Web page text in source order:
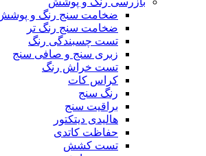
ضخامت سنج رنگ و
ضخامت سنج رنگ تر
تست چسبندگی رنگ
زبری سنج و صافی سنج
تست خراش رنگ
کراس کات
رنگ سنج
براقیت سنج
هالیدی دیتکتور
حفاظت کاتدی
تست کشش